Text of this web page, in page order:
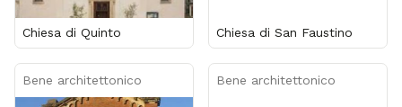
Chiesa di Quinto Chiesa di San Faustino
Bene architettonico Bene architettonico